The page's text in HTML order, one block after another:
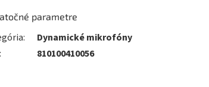
parametre
:
Dynamické mikrofóny
: 810100410056